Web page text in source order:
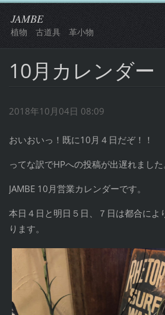
JAMBE
植物 古道具 革小物
10月カレンダー
2018年10月04日 08:09
おいおいっ！既に10月４日だぞ！！
ってな訳でHPへの投稿が出遅れました
JAMBE 10月営業カレンダーです。
本日４日と明日５日、７日は都合によ
ります。